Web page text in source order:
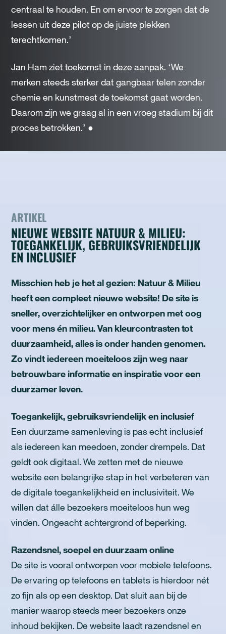
centraal te houden. En om ervoor te zorgen dat de
lessen uit deze pilot op de juiste plekken
terechtkomen.’
Jan Ham ziet toekomst in deze aanpak. ‘We
merken steeds sterker dat gangbaar telen zonder
chemie en kunstmest de toekomst gaat worden.
Daarom zijn we graag al in een vroeg stadium bij dit
proces betrokken.’ ●
ARTIKEL
NIEUWE WEBSITE NATUUR & MILIEU:
TOEGANKELIJK, GEBRUIKSVRIENDELIJK
EN INCLUSIEF
Misschien heb je het al gezien: Natuur & Milieu
heeft een compleet nieuwe website! De site is
sneller, overzichtelijker en ontworpen met oog
voor mens én milieu. Van kleurcontrasten tot
duurzaamheid, alles is onder handen genomen.
Zo vindt iedereen moeiteloos zijn weg naar
betrouwbare informatie en inspiratie voor een
duurzamer leven.
Toegankelijk, gebruiksvriendelijk en inclusief
Een duurzame samenleving is pas echt inclusief
als iedereen kan meedoen, zonder drempels. Dat
geldt ook digitaal. We zetten met de nieuwe
website een belangrijke stap in het verbeteren van
de digitale toegankelijkheid en inclusiviteit. We
willen dat álle bezoekers moeiteloos hun weg
vinden. Ongeacht achtergrond of beperking.
Razendsnel, soepel en duurzaam online
De site is vooral ontworpen voor mobiele telefoons.
De ervaring op telefoons en tablets is hierdoor nét
zo fijn als op een desktop. Dat sluit aan bij de
manier waarop steeds meer bezoekers onze
inhoud bekijken. De website laadt razendsnel en